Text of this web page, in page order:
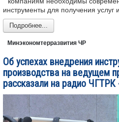
ДОКУМЕНТЫ
ПРОТИВОДЕЙСТВИЕ
АНТИТЕРРОР
КОНТАКТЫ
ОБРАТНАЯ СВЯЗЬ
инструменты для получения услуг
Подробнее...
Минэкономтерразвития ЧР
Об успехах внедрения
производства на ведущем
рассказали на радио ЧГТРК